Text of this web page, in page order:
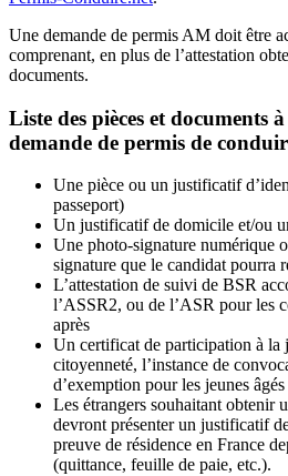
Une demande de permis AM doit être
comprenant, en plus de l’attestation
documents.
Liste des pièces et documents
demande de permis de
Une pièce ou un justificatif
passeport)
Un justificatif de domicile et/ou
Une photo-signature numérique
signature que le candidat pourra
L’attestation de suivi de BSR
l’ASSR2, ou de l’ASR pour les
après
Un certificat de participation à la
citoyenneté, l’instance de
d’exemption pour les jeunes
Les étrangers souhaitant obtenir
devront présenter un justificatif
preuve de résidence en France
(quittance, feuille de paie, etc.).